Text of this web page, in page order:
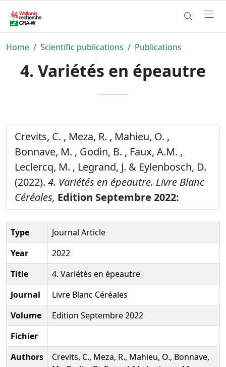
Home Scientific publications Publications
4. Variétés en épeautre
Crevits, C. , Meza, R. , Mahieu, O. ,
Bonnave, M. , Godin, B. , Faux, A.M. ,
Leclercq, M. , Legrand, J. & Eylenbosch, D.
(2022). 4. Variétés en épeautre. Livre Blanc
Céréales, Edition Septembre 2022:
Type
Journal Article
Year
2022
Title
4. Variétés en épeautre
Journal
Livre Blanc Céréales
Volume
Edition Septembre 2022
Fichier
Authors
Crevits, C., Meza, R., Mahieu, O., Bonnave,